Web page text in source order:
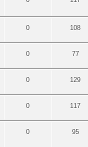
0 108
0 77
0 129
0 117
0 95